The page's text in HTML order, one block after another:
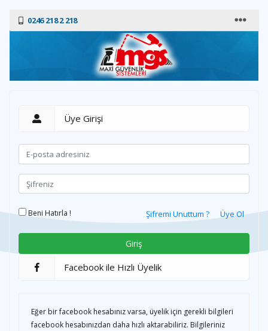
0246 218 2 218
Üye Girişi
Beni Hatırla ! Üye Ol
Şifremi Unuttum ?
Facebook ile Hızlı Üyelik
Eğer bir facebook hesabınız varsa, üyelik için gerekli bilgileri
facebook hesabınızdan daha hızlı aktarabiliriz. Bilgileriniz